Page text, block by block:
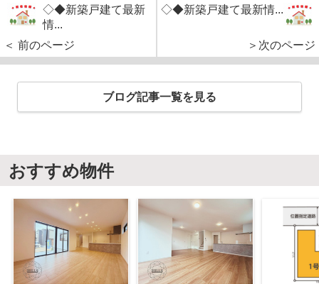
◇◆新築戸建て最新
情...
＜ 前のページ
◇◆新築戸建て最新情...
＞次のページ
ブログ記事一覧を見る
おすすめ物件